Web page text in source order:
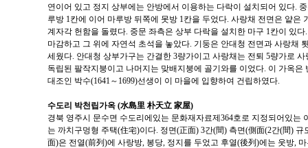
연이어 있고 정지 상부에는 안방에서 이용하는 다락이 설치되어 있다.
루방 1칸에 이어 마루방 뒤쪽에 못방 1칸을 두었다. 사랑채 전면은 얕은
계자각 헌함을 돌렸다. 중문 좌측은 상부 다락을 설치한 마구 1칸이 있
마감하고 그 위에 자연석 초석을 놓았다. 기둥은 안대청 전면과 사랑채
세웠다. 안대청 상부가구는 간결한 3량가이고 사랑채는 전퇴 5량가로
독립된 팔작지붕이고 나머지는 맞배지붕에 골기와를 이었다. 이 가옥은
대조인 박수(1641～1699)선생이 이 마을에 입향하여 건립하였다.
수도리 박천립가옥 (水島里 朴天立 家屋)
경북 영주시 문수면 수도리에있는 문화재자료제364호로 지정되어있는
는 까치구멍형 주택(住宅)이다. 정면(正面) 3간(間) 측면(側面(2간(間)
面)은 전열(前列)에 사랑방, 봉당, 정지를 두었고 후열(後列)에는 웃방,